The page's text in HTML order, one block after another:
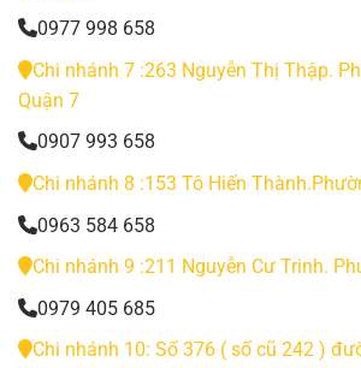
0977 998 658
Chi nhánh 7 :263 Nguyễn Thị Thập.
Quận 7
0907 993 658
Chi nhánh 8 :153 Tô Hiến
0963 584 658
Chi nhánh 9 :211 Nguyễn Cư Trinh.
0979 405 685
Chi nhánh 10: Số 376 ( số cũ 242 )